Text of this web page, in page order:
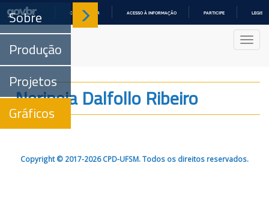
COMUNICA BR ACESSO À INFORMAÇÃO PARTICIPE
Sobre
Produção
Projetos
Gráficos
Nerineia Dalfollo Ribeiro
Copyright © 2017-2026 CPD-UFSM. Todos os direitos reservados.